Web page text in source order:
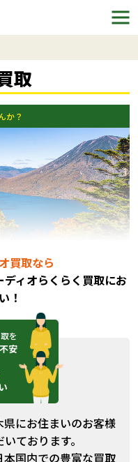
取
か？
買取なら
ィオらくらく買取にお
！
を
安
にお住まいのお客様
ております。
国内での豊富な買取